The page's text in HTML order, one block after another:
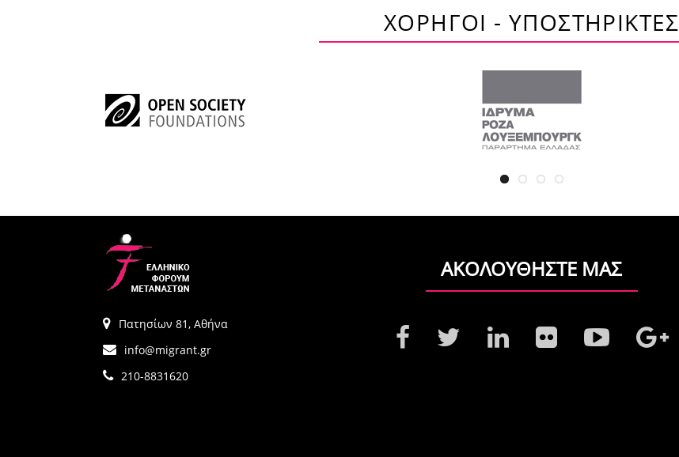
ΧΟΡΗΓΟΙ - ΥΠΟΣΤΗΡΙΚΤΕΣ
Πατησίων 81, Αθήνα
info@migrant.gr
210-8831620
ΑΚΟΛΟΥΘΗΣΤΕ ΜΑΣ